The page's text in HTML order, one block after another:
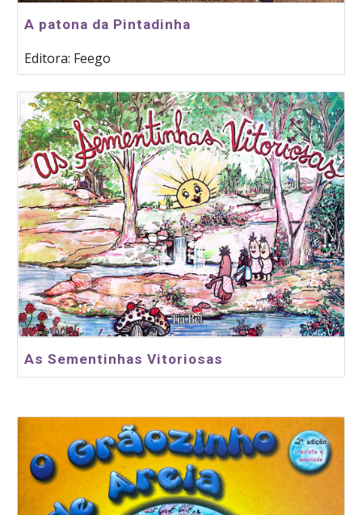
A patona da Pintadinha
Editora: Feego
As Sementinhas Vitoriosas